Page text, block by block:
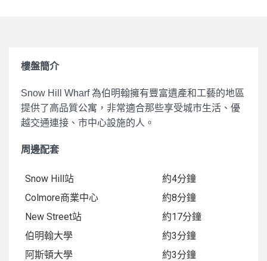
樓盤簡介
Snow Hill Wharf 為伯明翰擁有豐富遺產和工藝的地區
提供了高品質公寓，非常適合那些享受城市生活、優
越交通連接、市中心設施的人。
周邊配套
Snow Hill站
約4分鐘
Colmore商業中心
約8分鐘
New Street站
約17分鐘
伯明翰大學
約3分鐘
阿斯頓大學
約3分鐘